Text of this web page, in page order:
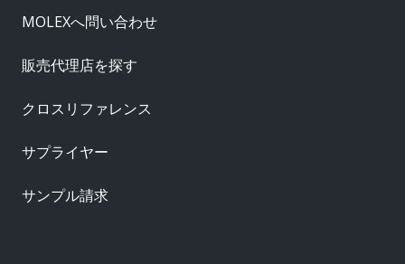
MOLEXへ問い合わせ
販売代理店を探す
クロスリファレンス
サプライヤー
サンプル請求